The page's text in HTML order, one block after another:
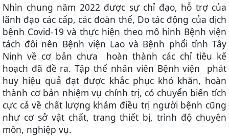
Nhìn chung năm 2022 được sự chỉ đạo, hỗ trợ của
lãnh đạo các cấp, các đoàn thể, Dotác động của dịch
bệnh Covid-19 và thực hiện theo mô hình Bệnh viện
tách đôi nên Bệnh viện Lao và Bệnh phổi tỉnh Tây
Ninh về cơ bản chưa hoàn thành các chỉ tiêu kế
hoạch đã đề ra. Tập thể nhân viên Bệnh viện
phát
huy hiệu quả đạt được khắc phục khó khăn, hoàn
thành cơ bản nhiệm vụ chính trị, có chuyển biến tích
cực cả về chất lượng khám điều trị người bệnh cũng
như cơ sở vật chất, trang thiết bị, trình độ chuyên
môn, nghiệp vụ.